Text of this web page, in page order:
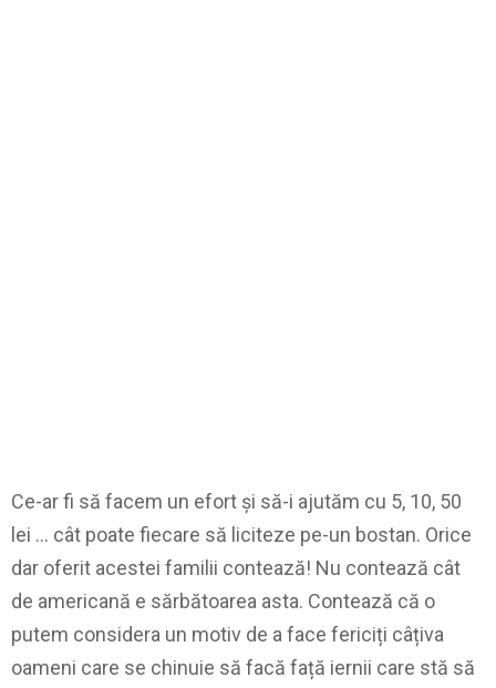
Ce-ar fi să facem un efort și să-i ajutăm cu 5, 10, 50
lei … cât poate fiecare să liciteze pe-un bostan. Orice
dar oferit acestei familii contează! Nu contează cât
de americană e sărbătoarea asta. Contează că o
putem considera un motiv de a face fericiți câțiva
oameni care se chinuie să facă față iernii care stă să